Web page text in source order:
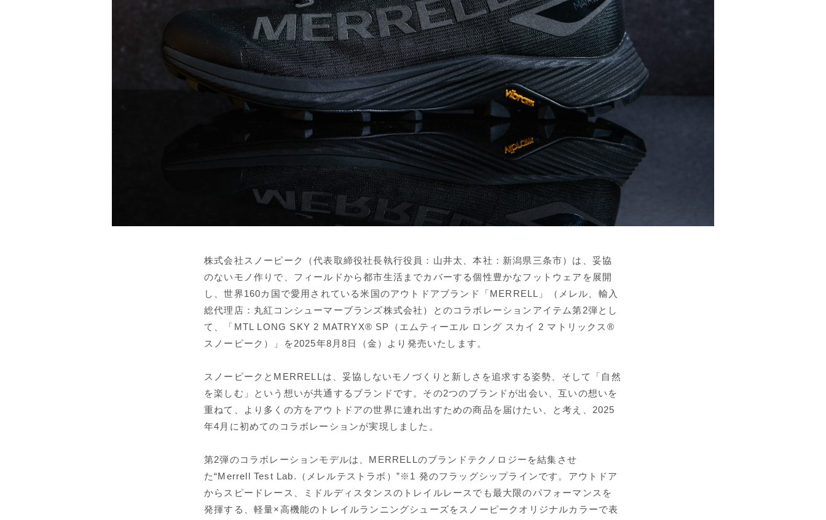
株式会社スノーピーク（代表取締役社長執行役員：山井太、本社：新潟県三条市）は、妥協
のないモノ作りで、フィールドから都市生活までカバーする個性豊かなフットウェアを展開
し、世界160カ国で愛用されている米国のアウトドアブランド「MERRELL」（メレル、輸入
総代理店：丸紅コンシューマーブランズ株式会社）とのコラボレーションアイテム第2弾とし
て、「MTL LONG SKY 2 MATRYX® SP（エムティーエル ロング スカイ 2 マトリックス®
スノーピーク）」を2025年8月8日（金）より発売いたします。
スノーピークとMERRELLは、妥協しないモノづくりと新しさを追求する姿勢、そして「自然
を楽しむ」という想いが共通するブランドです。その2つのブランドが出会い、互いの想いを
重ねて、より多くの方をアウトドアの世界に連れ出すための商品を届けたい、と考え、2025
年4月に初めてのコラボレーションが実現しました。
第2弾のコラボレーションモデルは、MERRELLのブランドテクノロジーを結集させ
た“Merrell Test Lab.（メレルテストラボ）”※1 発のフラッグシップラインです。アウトドア
からスピードレース、ミドルディスタンスのトレイルレースでも最大限のパフォーマンスを
発揮する、軽量×高機能のトレイルランニングシューズをスノーピークオリジナルカラーで表